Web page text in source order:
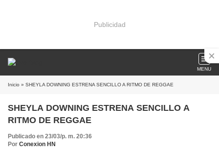
Publicidad
MENU
Inicio » SHEYLA DOWNING ESTRENA SENCILLO A RITMO DE REGGAE
SHEYLA DOWNING ESTRENA SENCILLO A
RITMO DE REGGAE
Publicado en 23/03/p. m. 20:36
Por Conexion HN